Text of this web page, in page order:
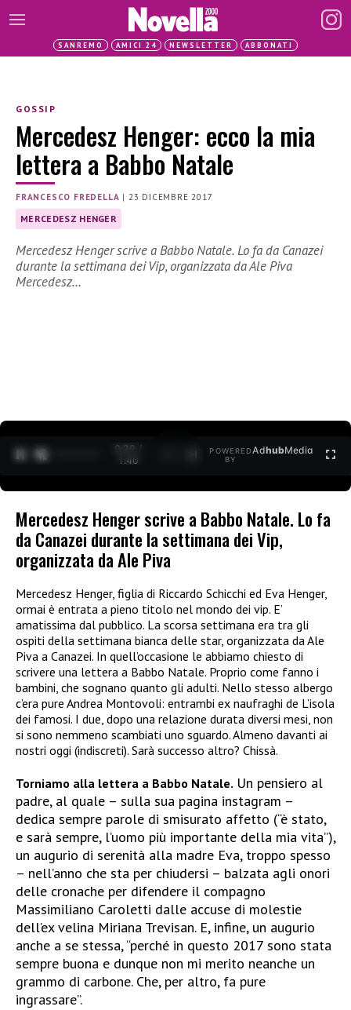
SANREMO AMICI 24 NEWSLETTER ABBONATI
GOSSIP
Mercedesz Henger: ecco la mia
lettera a Babbo Natale
FRANCESCO FREDELLA | 23 DICEMBRE 2017
MERCEDESZ HENGER
Mercedesz Henger scrive a Babbo Natale. Lo fa da Canazei
durante la settimana dei Vip, organizzata da Ale Piva
Mercedesz…
0:30 /
1:40
POWERED
BY
AdhubMedia
Mercedesz Henger scrive a Babbo Natale. Lo fa
da Canazei durante la settimana dei Vip,
organizzata da Ale Piva
Mercedesz Henger, figlia di Riccardo Schicchi ed Eva Henger,
ormai è entrata a pieno titolo nel mondo dei vip. E’
amatissima dal pubblico. La scorsa settimana era tra gli
ospiti della settimana bianca delle star, organizzata da Ale
Piva a Canazei. In quell’occasione le abbiamo chiesto di
scrivere una lettera a Babbo Natale. Proprio come fanno i
bambini, che sognano quanto gli adulti. Nello stesso albergo
c’era pure Andrea Montovoli: entrambi ex naufraghi de L’isola
dei famosi. I due, dopo una relazione durata diversi mesi, non
si sono nemmeno scambiati uno sguardo. Almeno davanti ai
nostri oggi (indiscreti). Sarà successo altro? Chissà.
Torniamo alla lettera a Babbo Natale. Un pensiero al
padre, al quale – sulla sua pagina instagram –
dedica sempre parole di smisurato affetto (“è stato,
e sarà sempre, l’uomo più importante della mia vita”),
un augurio di serenità alla madre Eva, troppo spesso
– nell’anno che sta per chiudersi – balzata agli onori
delle cronache per difendere il compagno
Massimiliano Caroletti dalle accuse di molestie
dell’ex velina Miriana Trevisan. E, infine, un augurio
anche a se stessa, “perché in questo 2017 sono stata
sempre buona e dunque non mi merito neanche un
grammo di carbone. Che, per altro, fa pure
ingrassare”.